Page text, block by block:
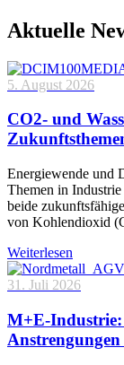
Aktuelle
5. August 2026
CO2- und
Energiewende und
Themen in
beide
von Kohlendioxid
Weiterlesen
31. Juli 2026
M+E-Industrie: